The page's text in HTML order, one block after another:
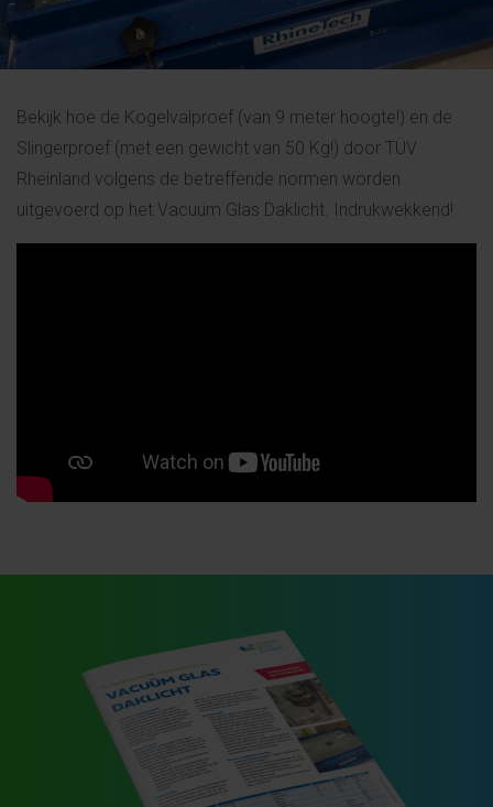
Bekijk hoe de Kogelvalproef (van 9 meter hoogte!) en de
Slingerproef (met een gewicht van 50 Kg!) door TÜV
Rheinland volgens de betreffende normen worden
uitgevoerd op het Vacuüm Glas Daklicht.
Indrukwekkend!